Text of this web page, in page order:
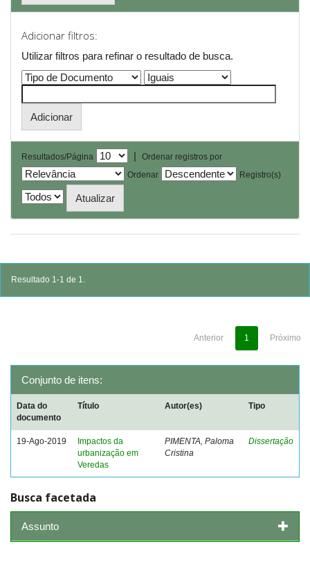
Adicionar filtros:
Utilizar filtros para refinar o resultado de busca.
Resultados/Página |
Ordenar registros por
Ordenar
Registro(s)
Resultado 1-1 de 1.
Anterior 1 Próximo
Conjunto de itens:
Data do
documento
Título Autor(es) Tipo
19-Ago-2019
Impactos da
urbanização em
Veredas
PIMENTA, Paloma
Cristina
Dissertação
Busca facetada
Assunto